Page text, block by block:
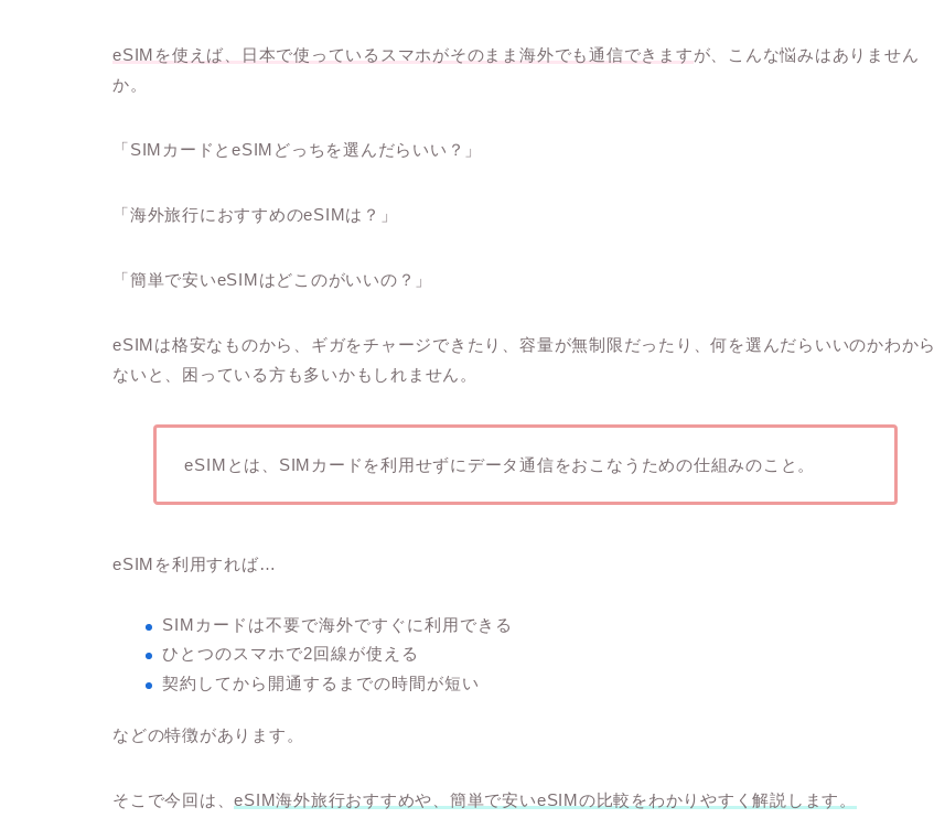
eSIMを使えば、日本で使っているスマホがそのまま海外でも通信できますが、こんな悩みはありません
か。
「SIMカードとeSIMどっちを選んだらいい？」
「海外旅行におすすめのeSIMは？」
「簡単で安いeSIMはどこのがいいの？」
eSIMは格安なものから、ギガをチャージできたり、容量が無制限だったり、何を選んだらいいのかわから
ないと、困っている方も多いかもしれません。
eSIMとは、SIMカードを利用せずにデータ通信をおこなうための仕組みのこと。
eSIMを利用すれば…
SIMカードは不要で海外ですぐに利用できる
ひとつのスマホで2回線が使える
契約してから開通するまでの時間が短い
などの特徴があります。
そこで今回は、eSIM海外旅行おすすめや、簡単で安いeSIMの比較をわかりやすく解説 します。